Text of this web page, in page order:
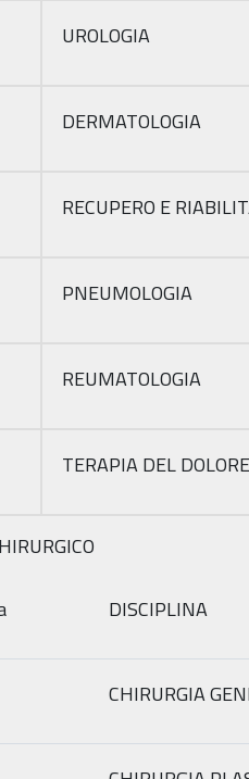
UROLOGIA
DERMATOLOGIA
RECUPERO E
PNEUMOLOGIA
REUMATOLOGIA
TERAPIA DEL DOLORE
DISCIPLINA
CHIRURGIA